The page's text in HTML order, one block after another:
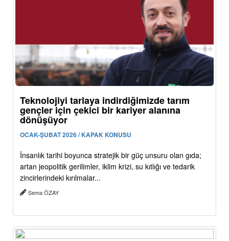
Teknolojiyi tarlaya indirdiğimizde tarım
gençler için çekici bir kariyer alanına
dönüşüyor
OCAK-ŞUBAT 2026 / KAPAK KONUSU
İnsanlık tarihi boyunca stratejik bir güç unsuru olan gıda;
artan jeopolitik gerilimler, iklim krizi, su kıtlığı ve tedarik
zincirlerindeki kırılmalar...
Sema ÖZAY